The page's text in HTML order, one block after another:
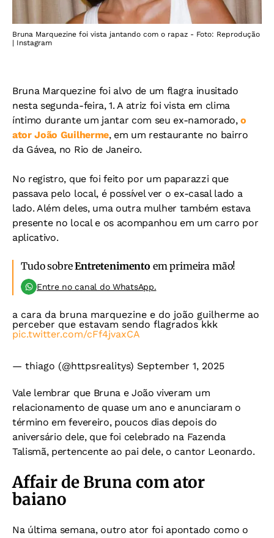
Bruna Marquezine foi vista jantando com o rapaz - Foto: Reprodução
| Instagram
Bruna Marquezine foi alvo de um flagra inusitado
nesta segunda-feira, 1. A atriz foi vista em clima
íntimo durante um jantar com seu ex-namorado,o
ator João Guilherme, em um restaurante no bairro
da Gávea, no Rio de Janeiro.
No registro, que foi feito por um paparazzi que
passava pelo local, é possível ver o ex-casal lado a
lado. Além deles, uma outra mulher também estava
presente no local e os acompanhou em um carro por
aplicativo.
Tudo sobreEntretenimento em primeira mão!
Entre no canal do WhatsApp.
a cara da bruna marquezine e do joão guilherme ao
perceber que estavam sendo flagrados kkk
pic.twitter.com/cFf4jvaxCA
— thiago (@httpsrealitys) September 1, 2025
Vale lembrar que Bruna e João viveram um
relacionamento de quase um ano e anunciaram o
término em fevereiro, poucos dias depois do
aniversário dele, que foi celebrado na Fazenda
Talismã, pertencente ao pai dele, o cantor Leonardo.
Affair de Bruna com ator
baiano
Na última semana, outro ator foi apontado como o